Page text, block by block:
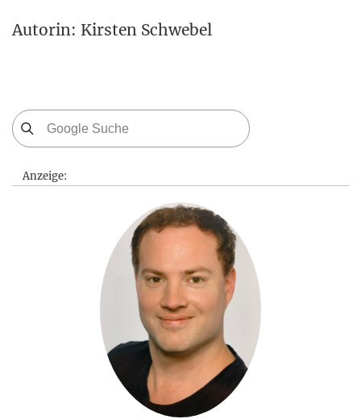
Autorin: Kirsten Schwebel
Anzeige: